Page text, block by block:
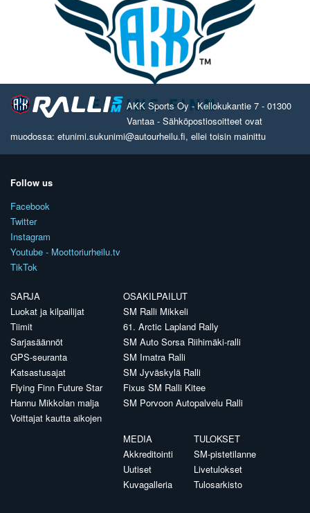
AKK Sports Oy - Kellokukantie 7 - 01300
Vantaa - Sähköpostiosoitteet ovat
muodossa: etunimi.sukunimi@autourheilu.fi, ellei toisin mainittu
Follow us
Facebook
Twitter
Instagram
Youtube - Moottoriurheilu.tv
TikTok
SARJA
Luokat ja kilpailijat
Tiimit
Sarjasäännöt
GPS-seuranta
Katsastusajat
Flying Finn Future Star
Hannu Mikkolan malja
Voittajat kautta aikojen
OSAKILPAILUT
SM Ralli Mikkeli
61. Arctic Lapland Rally
SM Auto Sorsa Riihimäki-ralli
SM Imatra Ralli
SM Jyväskylä Ralli
Fixus SM Ralli Kitee
SM Porvoon Autopalvelu Ralli
MEDIA
Akkreditointi
Uutiset
Kuvagalleria
TULOKSET
SM-pistetilanne
Livetulokset
Tulosarkisto